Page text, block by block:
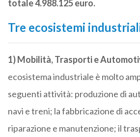
totale 4.988.125 euro.
Tre ecosistemi
1) Mobilità, Trasporti e
ecosistema industriale è molto
seguenti attività: produzione di
navi e treni; la fabbricazione di
riparazione e manutenzione; il